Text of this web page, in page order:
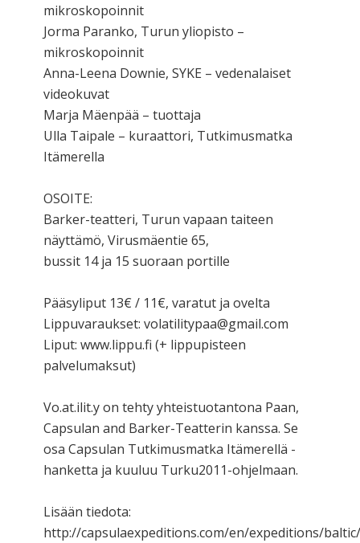
mikroskopoinnit
Jorma Paranko, Turun yliopisto –
mikroskopoinnit
Anna-Leena Downie, SYKE – vedenalaiset
videokuvat
Marja Mäenpää – tuottaja
Ulla Taipale – kuraattori, Tutkimusmatka
Itämerella
OSOITE:
Barker-teatteri, Turun vapaan taiteen
näyttämö, Virusmäentie 65,
bussit 14 ja 15 suoraan portille
Pääsyliput 13€ / 11€, varatut ja ovelta
Lippuvaraukset: volatilitypaa@gmail.com
Liput: www.lippu.fi (+ lippupisteen
palvelumaksut)
Vo.at.ilit.y on tehty yhteistuotantona Paan,
Capsulan and Barker-Teatterin kanssa. Se
osa Capsulan Tutkimusmatka Itämerellä -
hanketta ja kuuluu Turku2011-ohjelmaan.
Lisään tiedota:
http://capsulaexpeditions.com/en/expeditions/